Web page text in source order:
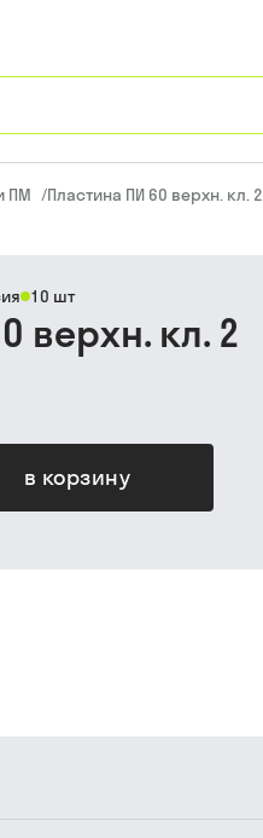
ПМ /Пластина ПИ 60 верхн. кл. 2
в корзину
10 шт
верхн. кл. 2